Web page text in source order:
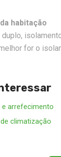
habitação
for o
arrefecimento
climatização